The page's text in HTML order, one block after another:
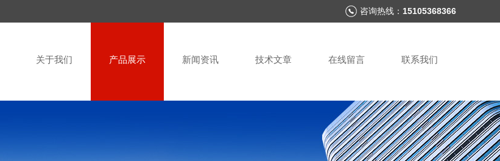
咨询热线： 15105368366
关于我们 产品展示 新闻资讯 技术文章 在线留言 联系我们